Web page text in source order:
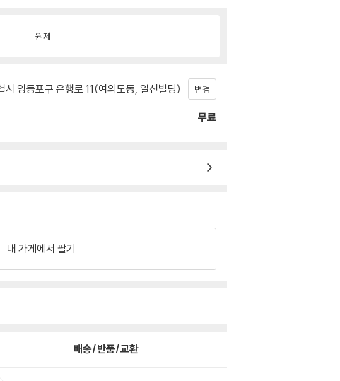
원제
시 영등포구 은행로 11(여의도동, 일신빌딩) 변경
무료
내 가게에서 팔기
배송/반품/교환